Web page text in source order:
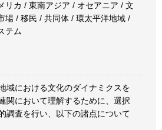
リカ / 東南アジア / オセアニア / 文
場 / 移民 / 共同体 / 環太平洋地域 /
テム
域における文化のダイナミクスを
関において理解するために、選択
調査を行い、以下の諸点について